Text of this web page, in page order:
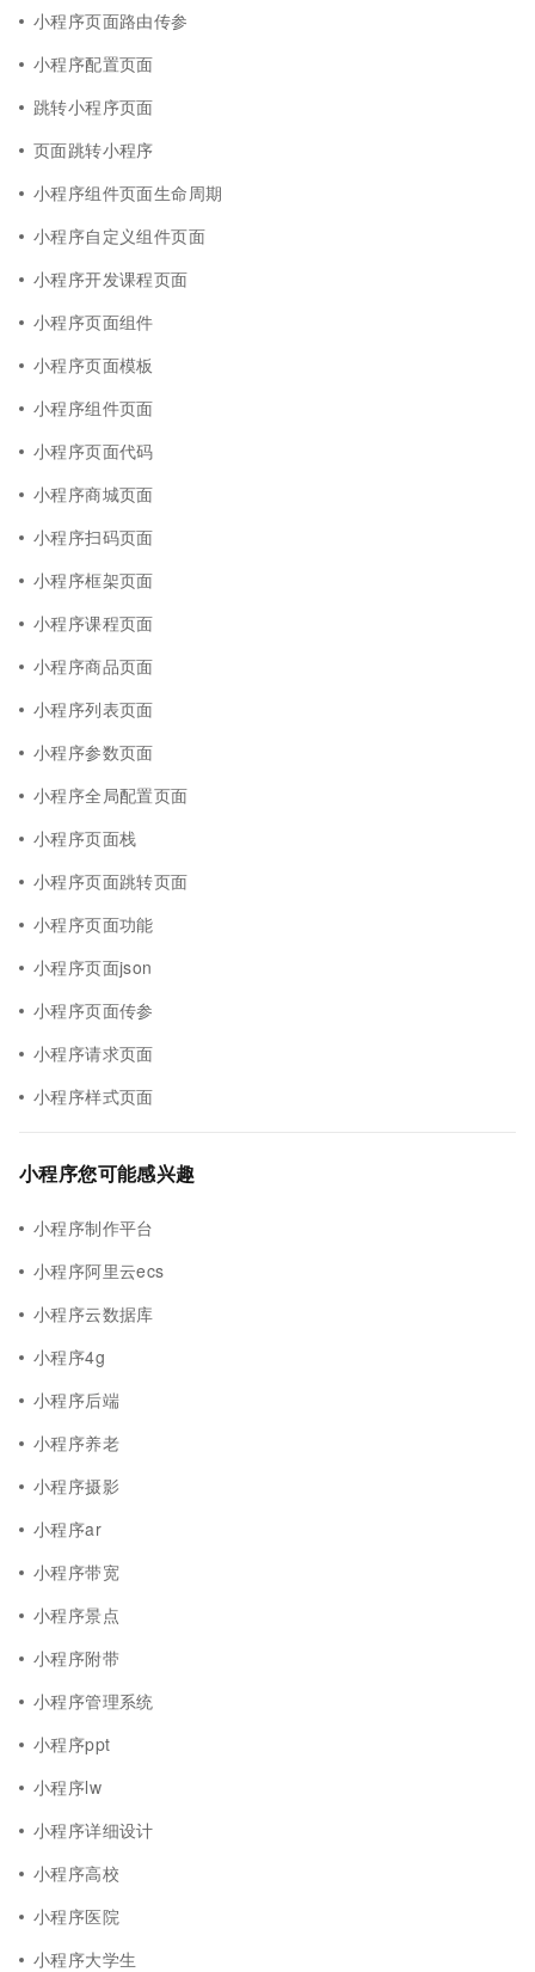
小程序页面路由传参
小程序配置页面
跳转小程序页面
页面跳转小程序
小程序组件页面生命周期
小程序自定义组件页面
小程序开发课程页面
小程序页面组件
小程序页面模板
小程序组件页面
小程序页面代码
小程序商城页面
小程序扫码页面
小程序框架页面
小程序课程页面
小程序商品页面
小程序列表页面
小程序参数页面
小程序全局配置页面
小程序页面栈
小程序页面跳转页面
小程序页面功能
小程序页面json
小程序页面传参
小程序请求页面
小程序样式页面
小程序您可能感兴趣
小程序制作平台
小程序阿里云ecs
小程序云数据库
小程序4g
小程序后端
小程序养老
小程序摄影
小程序ar
小程序带宽
小程序景点
小程序附带
小程序管理系统
小程序ppt
小程序lw
小程序详细设计
小程序高校
小程序医院
小程序大学生